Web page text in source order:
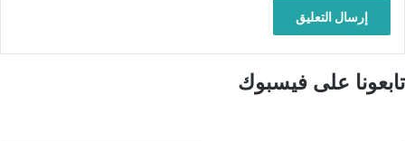
تابعونا على فيسبوك